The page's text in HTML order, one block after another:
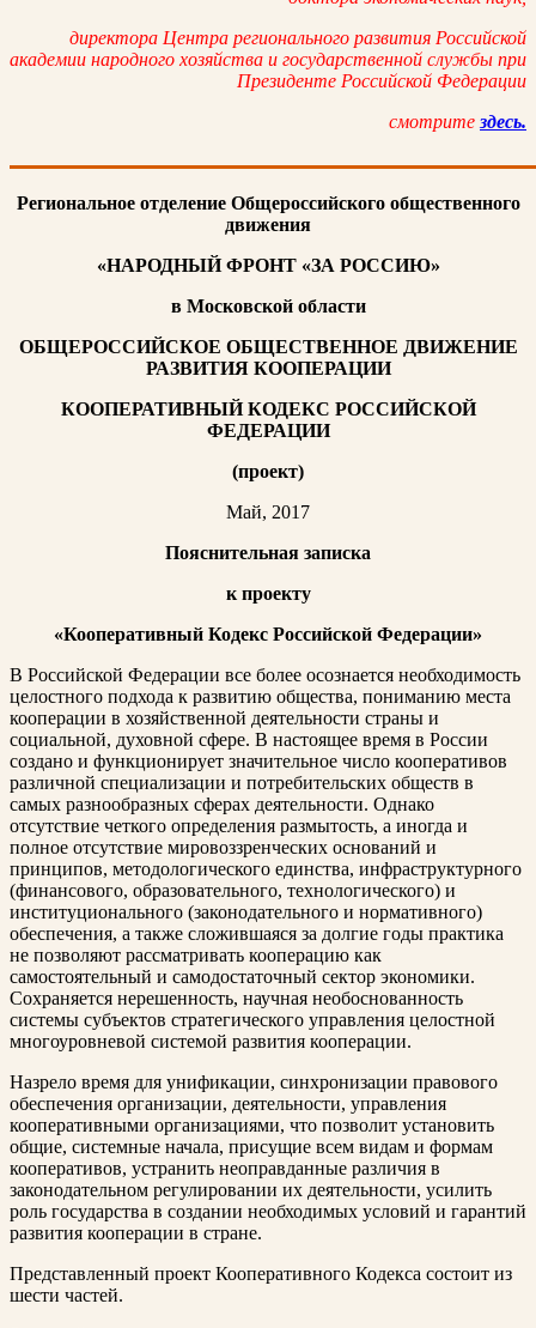
директора Центра регионального развития Российской
академии народного хозяйства и государственной службы при
Президенте Российской Федерации
смотрите здесь.
Региональное отделение Общероссийского общественного
движения
«НАРОДНЫЙ ФРОНТ «ЗА РОССИЮ»
в Московской области
ОБЩЕРОССИЙСКОЕ ОБЩЕСТВЕННОЕ ДВИЖЕНИЕ
РАЗВИТИЯ КООПЕРАЦИИ
КООПЕРАТИВНЫЙ КОДЕКС РОССИЙСКОЙ
ФЕДЕРАЦИИ
(проект)
Май, 2017
Пояснительная записка
к проекту
«Кооперативный Кодекс Российской Федерации»
В Российской Федерации все более осознается необходимость
целостного подхода к развитию общества, пониманию места
кооперации в хозяйственной деятельности страны и
социальной, духовной сфере. В настоящее время в России
создано и функционирует значительное число кооперативов
различной специализации и потребительских обществ в
самых разнообразных сферах деятельности. Однако
отсутствие четкого определения размытость, а иногда и
полное отсутствие мировоззренческих оснований и
принципов, методологического единства, инфраструктурного
(финансового, образовательного, технологического) и
институционального (законодательного и нормативного)
обеспечения, а также сложившаяся за долгие годы практика
не позволяют рассматривать кооперацию как
самостоятельный и самодостаточный сектор экономики.
Сохраняется нерешенность, научная необоснованность
системы субъектов стратегического управления целостной
многоуровневой системой развития кооперации.
Назрело время для унификации, синхронизации правового
обеспечения организации, деятельности, управления
кооперативными организациями, что позволит установить
общие, системные начала, присущие всем видам и формам
кооперативов, устранить неоправданные различия в
законодательном регулировании их деятельности, усилить
роль государства в создании необходимых условий и гарантий
развития кооперации в стране.
Представленный проект Кооперативного Кодекса состоит из
шести частей.